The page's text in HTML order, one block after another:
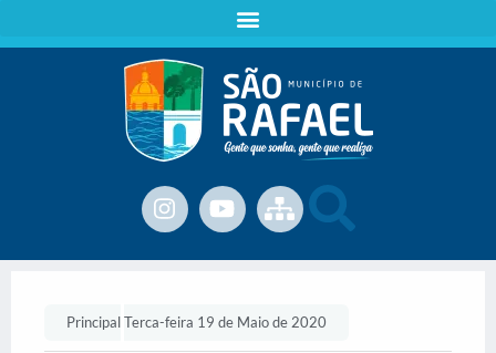
PrincipalTerca-feira 19 de Maio de 2020